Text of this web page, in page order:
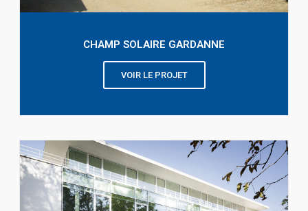
CHAMP SOLAIRE GARDANNE
VOIR LE PROJET